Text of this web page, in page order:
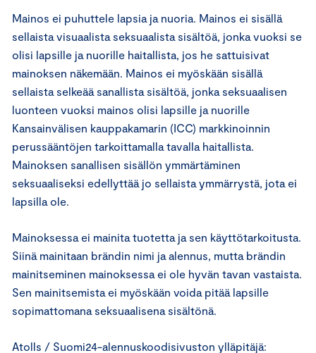
Mainos ei puhuttele lapsia ja nuoria. Mainos ei sisällä
sellaista visuaalista seksuaalista sisältöä, jonka vuoksi se
olisi lapsille ja nuorille haitallista, jos he sattuisivat
mainoksen näkemään. Mainos ei myöskään sisällä
sellaista selkeää sanallista sisältöä, jonka seksuaalisen
luonteen vuoksi mainos olisi lapsille ja nuorille
Kansainvälisen kauppakamarin (ICC) markkinoinnin
perussääntöjen tarkoittamalla tavalla haitallista.
Mainoksen sanallisen sisällön ymmärtäminen
seksuaaliseksi edellyttää jo sellaista ymmärrystä, jota ei
lapsilla ole.
Mainoksessa ei mainita tuotetta ja sen käyttötarkoitusta.
Siinä mainitaan brändin nimi ja alennus, mutta brändin
mainitseminen mainoksessa ei ole hyvän tavan vastaista.
Sen mainitsemista ei myöskään voida pitää lapsille
sopimattomana seksuaalisena sisältönä.
Atolls / Suomi24-alennuskoodisivuston ylläpitäjä: